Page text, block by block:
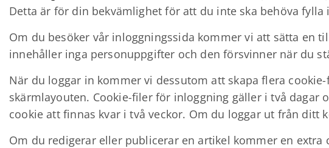
Detta är för din bekvämlighet för att du inte ska behöva
Om du besöker vår inloggningssida kommer vi att sätta en
innehåller inga personuppgifter och den försvinner när du
När du loggar in kommer vi dessutom att skapa flera
skärmlayouten. Cookie-filer för inloggning gäller i två dagar
cookie att finnas kvar i två veckor. Om du loggar ut från
Om du redigerar eller publicerar en artikel kommer en